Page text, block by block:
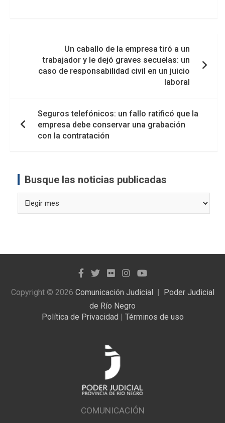
entradas
Un caballo de la empresa tiró a un
trabajador y le dejó graves secuelas: un
caso de responsabilidad civil en un juicio
laboral
Seguros telefónicos: un fallo ratificó que la
empresa debe conservar una grabación
con la contratación
Busque las noticias publicadas
las
Copyright © 2026 Comunicación Judicial
Poder Judicial
de Río Negro
Política de Privacidad | Términos de uso
COMUNICACIÓN